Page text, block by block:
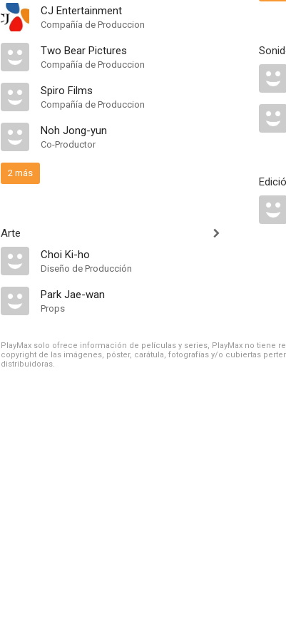
CJ Entertainment
Compañía de Produccion
Two Bear Pictures
Compañía de Produccion
Spiro Films
Compañía de Produccion
Noh Jong-yun
Co-Productor
2 más
Arte
Choi Ki-ho
Diseño de Producción
Park Jae-wan
Props
PlayMax solo ofrece información de películas y series, PlayMax no tiene
copyright de las imágenes, póster, carátula, fotografías y/o cubiertas
distribuidoras.